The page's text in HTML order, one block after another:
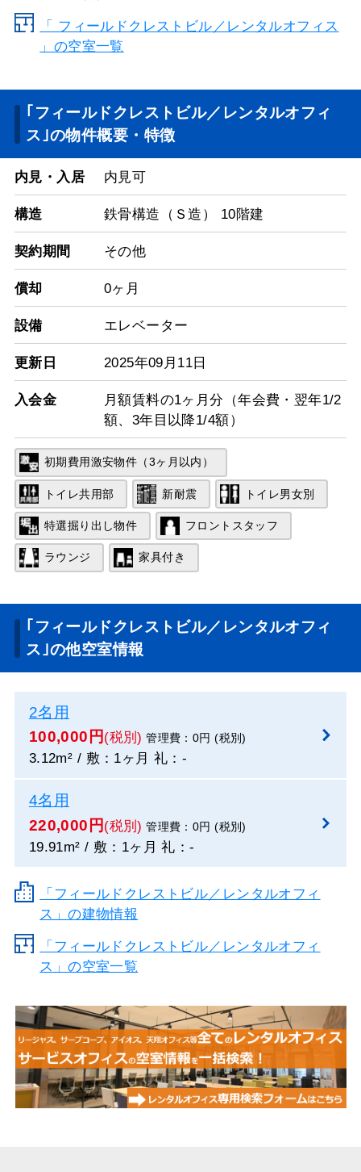
「 フィールドクレストビル／レンタルオフィス
」の空室一覧
｢フィールドクレストビル／レンタルオフィ
ス｣の物件概要・特徴
内見・入居 内見可
構造 鉄骨構造（Ｓ造） 10階建
契約期間 その他
償却 0ヶ月
設備 エレベーター
更新日 2025年09月11日
入会金
月額賃料の1ヶ月分（年会費・翌年1/2
額、3年目以降1/4額）
初期費用激安物件（3ヶ月以内）
トイレ共用部 新耐震 トイレ男女別
特選掘り出し物件 フロントスタッフ
ラウンジ 家具付き
｢フィールドクレストビル／レンタルオフィ
ス｣の他空室情報
2名用
100,000円 (税別) 管理費：0円 (税別)
3.12m² / 敷：1ヶ月 礼：-
4名用
220,000円 (税別) 管理費：0円 (税別)
19.91m² / 敷：1ヶ月 礼：-
「フィールドクレストビル／レンタルオフィ
ス」の建物情報
「フィールドクレストビル／レンタルオフィ
ス」の空室一覧